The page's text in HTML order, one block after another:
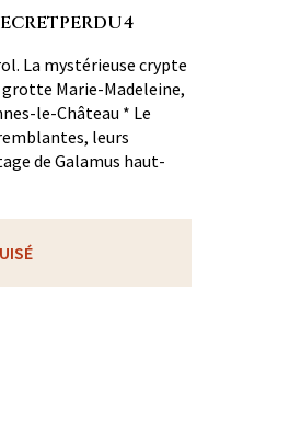
La mystérieuse crypte
Marie-Madeleine,
le-Château * Le
leurs
de Galamus haut-